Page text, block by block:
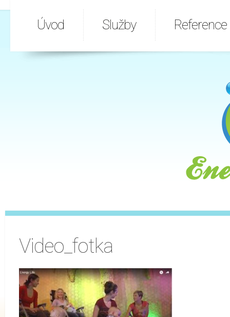
Úvod Služby Reference
Video_fotka